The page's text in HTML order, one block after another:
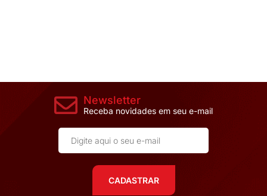
Newsletter
Receba novidades em seu e-mail
CADASTRAR